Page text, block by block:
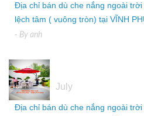
Địa chỉ bán dù che nắng ngoài trời
lệch tâm ( vuông tròn) tại VĨNH
- By anh
July
Địa chỉ bán dù che nắng ngoài trời